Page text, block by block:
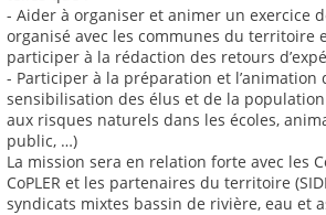
- Aider à organiser et animer un exercice
organisé avec les communes du territoire
participer à la rédaction des retours
- Participer à la préparation et l’animation
sensibilisation des élus et de la
aux risques naturels dans les écoles,
public, …)
La mission sera en relation forte avec les
CoPLER et les partenaires du territoire
syndicats mixtes bassin de rivière, eau et